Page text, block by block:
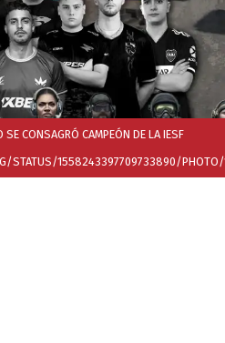
SE CONSAGRÓ CAMPEÓN DE LA IESF
STATUS/1558243397709733890/PHOTO/